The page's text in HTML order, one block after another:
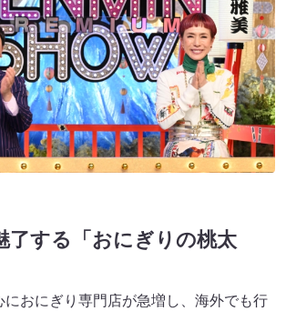
了する「おにぎりの桃太
におにぎり専門店が急増し、海外でも行